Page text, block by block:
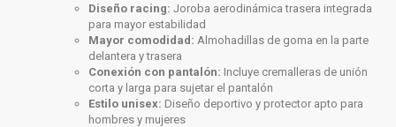
Diseño racing: Joroba aerodinámica trasera integrada
para mayor estabilidad
Mayor comodidad: Almohadillas de goma en la parte
delantera y trasera
Conexión con pantalón: Incluye cremalleras de unión
corta y larga para sujetar el pantalón
Estilo unisex: Diseño deportivo y protector apto para
hombres y mujeres